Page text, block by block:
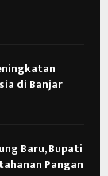
di Banjar
Baru, Bupati
Pangan